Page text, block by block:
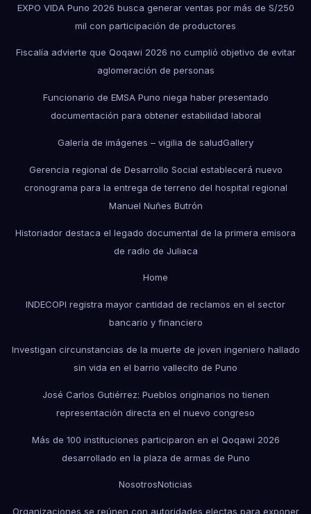
EXPO VIDA Puno 2026 busca generar ventas por más de S/250
mil con participación de productores
Fiscalía advierte que Qoqawi 2026 no cumplió objetivo de evitar
aglomeración de personas
Funcionario de EMSA Puno niega haber presentado
documentación para obtener estabilidad laboral
Galería de imágenes – vigilia de saludGallery
Gerencia regional de Desarrollo Social establecerá nuevo
cronograma para la entrega de terreno del hospital regional
Manuel Nuñes Butrón
Historiador destaca el legado documental de la primera emisora
de radio de Juliaca
Home
INDECOPI registra mayor cantidad de reclamos en el sector
bancario y financiero
Investigan circunstancias de la muerte de joven ingeniero hallado
sin vida en el barrio vallecito de Puno
José Carlos Gutiérrez: Pueblos originarios no tienen
representación directa en el nuevo congreso
Más de 100 instituciones participaron en el Qoqawi 2026
desarrollado en la plaza de armas de Puno
NosotrosNoticias
Organizaciones se reúnen con autoridades electas para exponer